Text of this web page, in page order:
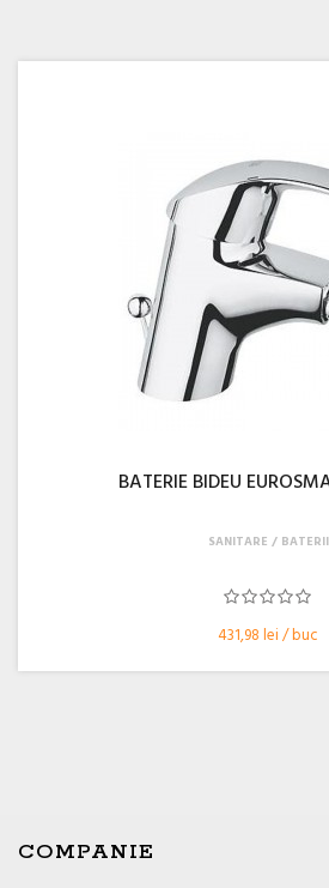
BATERIE BIDEU
431,98 lei / buc
SANITARE BATERII
COMPANIE